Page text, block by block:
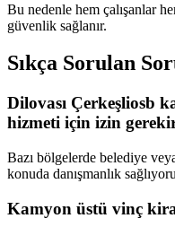
Bu nedenle hem çalışanlar
güvenlik sağlanır.
Sıkça Sorulan
Dilovası Çerkeşliosb
hizmeti için izin
Bazı bölgelerde belediye
konuda danışmanlık
Kamyon üstü vinç